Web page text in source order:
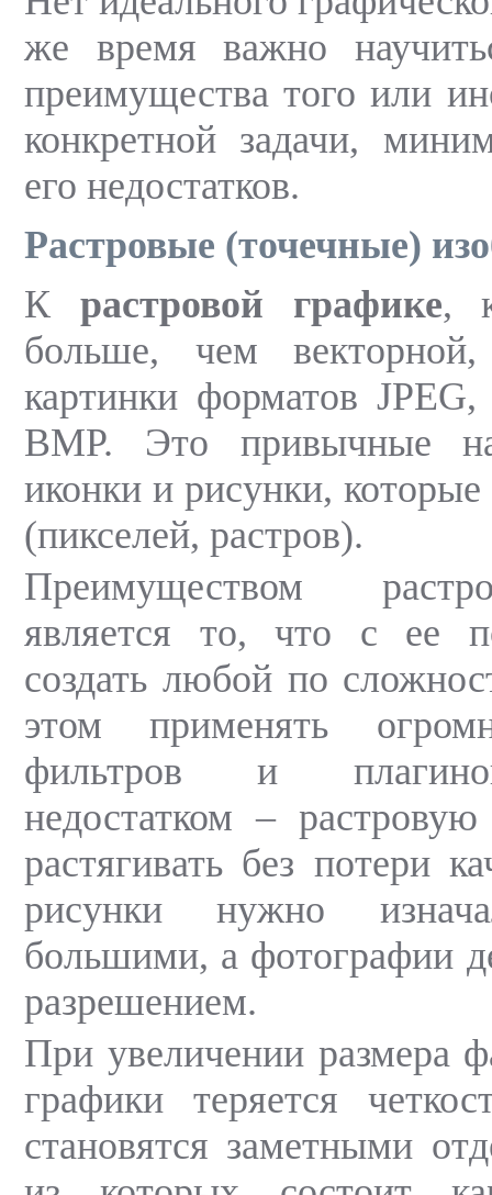
же время важно
преимущества того или
конкретной задачи,
его недостатков.
Растровые (точечные)
К растровой графике,
больше, чем
картинки форматов
BMP. Это привычные
иконки и рисунки, которые
(пикселей, растров).
Преимуществом
является то, что с ее
создать любой по
этом применять
фильтров и
недостатком –
растягивать без потери
рисунки нужно
большими, а фотографии
разрешением.
При увеличении размера
графики теряется
становятся заметными